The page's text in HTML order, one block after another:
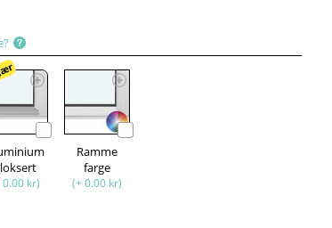
0.00 kr)
Ramme
farge
(+ 0.00 kr)